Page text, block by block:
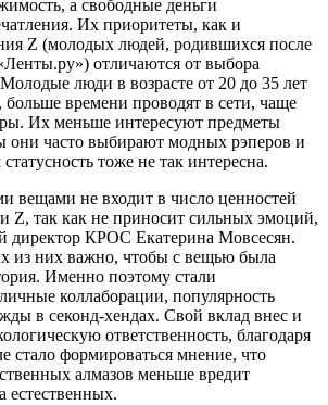
а свободные деньги
Их приоритеты, как и
Z (молодых людей, родившихся после
отличаются от выбора
люди в возрасте от 20 до 35 лет
больше времени проводят в сети, чаще
Их меньше интересуют предметы
они часто выбирают модных рэперов и
тоже не так интересна.
вещами не входит в число ценностей
Z, так как не приносит сильных эмоций,
директор КРОС Екатерина Мовсесян.
из них важно, чтобы с вещью была
Именно поэтому стали
коллаборации, популярность
в секонд-хендах. Свой вклад внес и
ответственность, благодаря
стало формироваться мнение, что
алмазов меньше вредит
естественных.